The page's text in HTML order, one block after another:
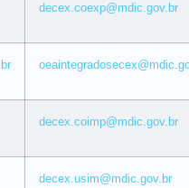
decex.coexp@mdic.gov.br
decex.coimp@mdic.gov.br
decex.usim@mdic.gov.br